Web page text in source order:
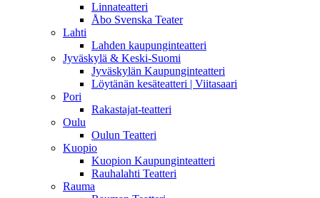
Linnateatteri
Åbo Svenska Teater
Lahti
Lahden kaupunginteatteri
Jyväskylä & Keski-Suomi
Jyväskylän Kaupunginteatteri
Löytänän kesäteatteri | Viitasaari
Pori
Rakastajat-teatteri
Oulu
Oulun Teatteri
Kuopio
Kuopion Kaupunginteatteri
Rauhalahti Teatteri
Rauma